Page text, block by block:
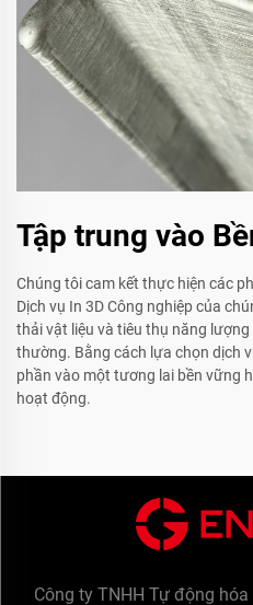
Tập trung vào
Chúng tôi cam kết thực hiện các
Dịch vụ In 3D Công nghiệp của
thải vật liệu và tiêu thụ năng
thường. Bằng cách lựa chọn dịch
phần vào một tương lai bền vững
hoạt động.
Công ty TNHH Tự động